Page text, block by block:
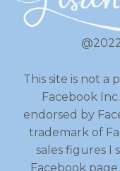
This site is not a
Facebook
endorsed by
trademark of
sales figures I
Facebook